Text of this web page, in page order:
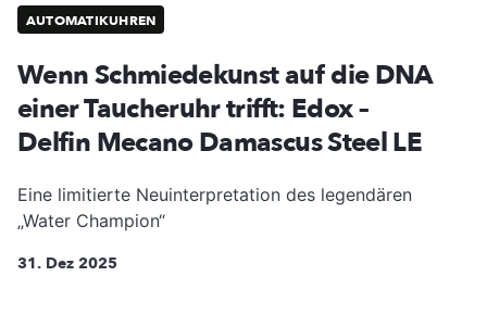
AUTOMATIKUHREN
Wenn Schmiedekunst auf die DNA
einer Taucheruhr trifft: Edox –
Delfin Mecano Damascus Steel LE
Eine limitierte Neuinterpretation des legendären
„Water Champion“
31. Dez 2025